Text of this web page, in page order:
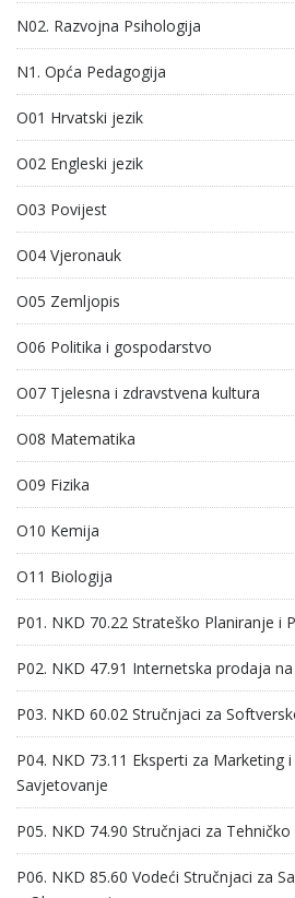
N02. Razvojna Psihologija
N1. Opća Pedagogija
O01 Hrvatski jezik
O02 Engleski jezik
O03 Povijest
O04 Vjeronauk
O05 Zemljopis
O06 Politika i gospodarstvo
O07 Tjelesna i zdravstvena kultura
O08 Matematika
O09 Fizika
O10 Kemija
O11 Biologija
P01. NKD 70.22 Strateško Planiranje i
P02. NKD 47.91 Internetska prodaja
P03. NKD 60.02 Stručnjaci za
P04. NKD 73.11 Eksperti za Marketing
Savjetovanje
P05. NKD 74.90 Stručnjaci za
P06. NKD 85.60 Vodeći Stručnjaci za